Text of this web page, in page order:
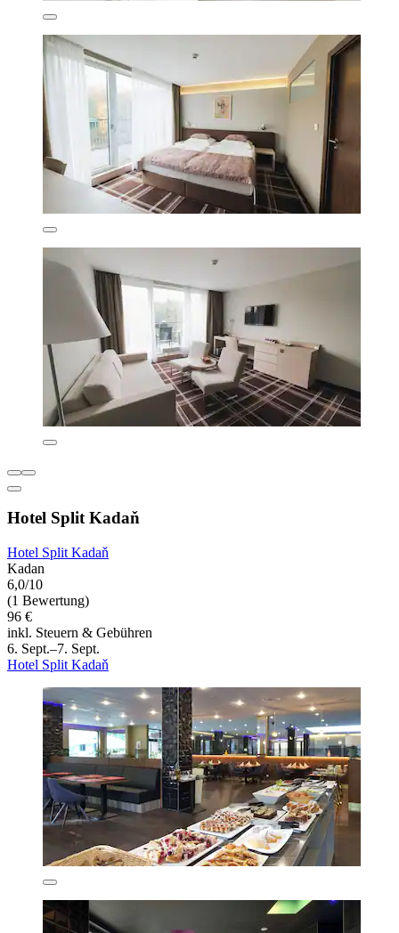
Hotel Split Kadaň
Hotel Split Kadaň
Kadan
6,0/10
(1 Bewertung)
96 €
inkl. Steuern & Gebühren
6. Sept.–7. Sept.
Hotel Split Kadaň